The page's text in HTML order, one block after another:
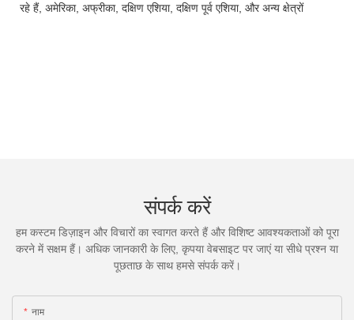
रहे हैं, अमेरिका, अफ्रीका, दक्षिण एशिया, दक्षिण पूर्व एशिया, और अन्य क्षेत्रों
संपर्क करें
हम कस्टम डिज़ाइन और विचारों का स्वागत करते हैं और विशिष्ट आवश्यकताओं को पूरा
करने में सक्षम हैं। अधिक जानकारी के लिए, कृपया वेबसाइट पर जाएं या सीधे प्रश्न या
पूछताछ के साथ हमसे संपर्क करें।
नाम